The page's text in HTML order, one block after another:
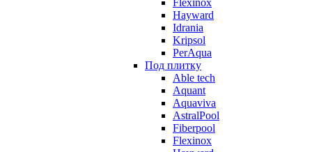
Hayward
Idrania
Kripsol
PerAqua
Под плитку
Able tech
Aquant
Aquaviva
AstralPool
Fiberpool
Flexinox